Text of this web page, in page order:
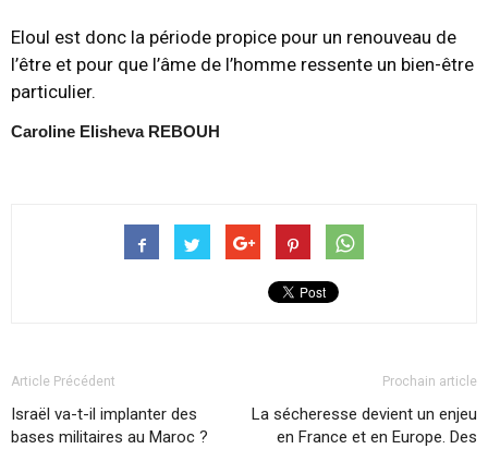
Eloul est donc la période propice pour un renouveau de
l’être et pour que l’âme de l’homme ressente un bien-être
particulier.
Caroline Elisheva REBOUH
Article Précédent
Israël va-t-il implanter des
bases militaires au Maroc ?
Prochain article
La sécheresse devient un enjeu
en France et en Europe. Des